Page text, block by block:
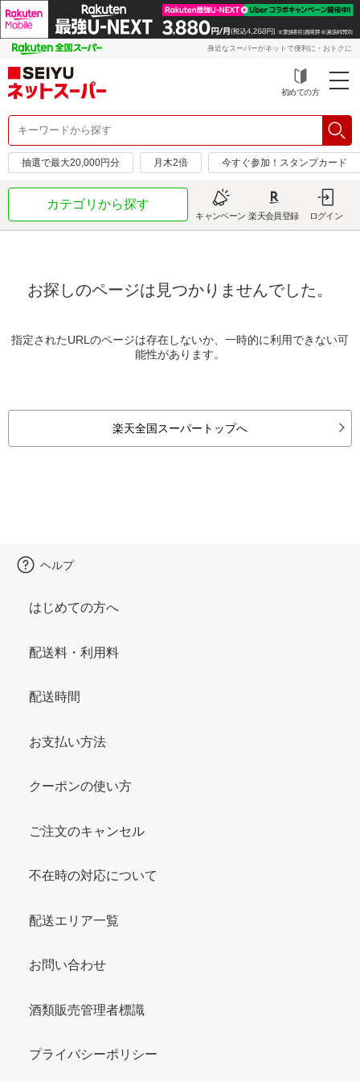
身近なスーパーがネットで便利に・おトクに
初めての方
抽選で最大20,000円分 月木2倍 今すぐ参加！スタンプカード
カテゴリから探す
キャンペーン 楽天会員登録 ログイン
お探しのページは見つかりませんでした。
指定されたURLのページは存在しないか、一時的に利用できない可
能性があります。
楽天全国スーパートップへ
ヘルプ
はじめての方へ
配送料・利用料
配送時間
お支払い方法
クーポンの使い方
ご注文のキャンセル
不在時の対応について
配送エリア一覧
お問い合わせ
酒類販売管理者標識
プライバシーポリシー